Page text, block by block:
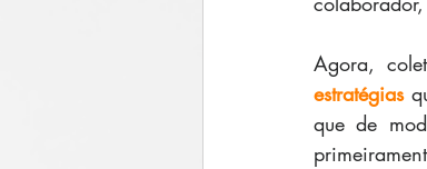
Agora,
estratégias
que de